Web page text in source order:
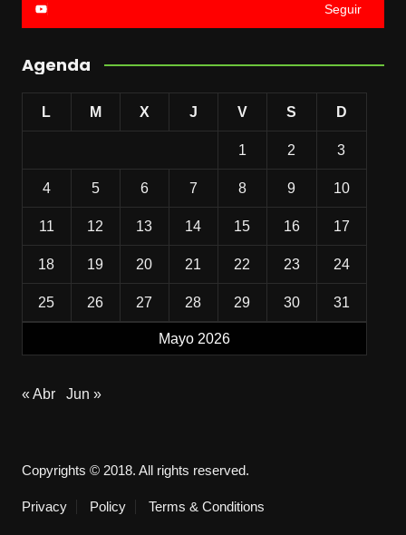
Seguir
Agenda
Mayo 2026
L M X J V S D
1 2 3
4 5 6 7 8 9 10
11 12 13 14 15 16 17
18 19 20 21 22 23 24
25 26 27 28 29 30 31
« Abr Jun »
Copyrights © 2018. All rights reserved.
Privacy Policy Terms & Conditions